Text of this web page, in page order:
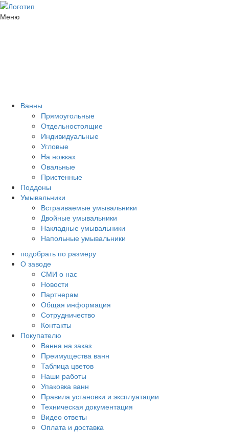
Меню
Ванны
Прямоугольные
Отдельностоящие
Индивидуальные
Угловые
На ножках
Овальные
Пристенные
Поддоны
Умывальники
Встраиваемые умывальники
Двойные умывальники
Накладные умывальники
Напольные умывальники
подобрать по размеру
О заводе
СМИ о нас
Новости
Партнерам
Общая информация
Сотрудничество
Контакты
Покупателю
Ванна на заказ
Преимущества ванн
Таблица цветов
Наши работы
Упаковка ванн
Правила установки и эксплуатации
Техническая документация
Видео ответы
Оплата и доставка